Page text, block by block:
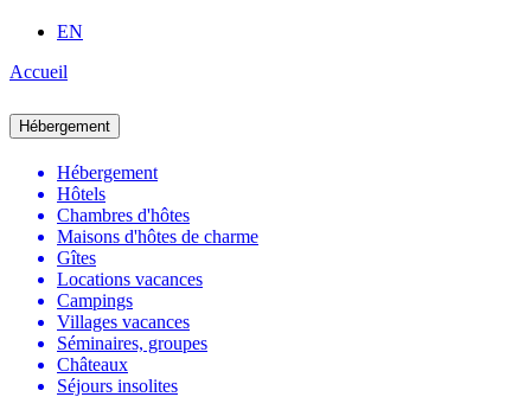
EN
Accueil
Hébergement
Hébergement
Hôtels
Chambres d'hôtes
Maisons d'hôtes de charme
Gîtes
Locations vacances
Campings
Villages vacances
Séminaires, groupes
Châteaux
Séjours insolites